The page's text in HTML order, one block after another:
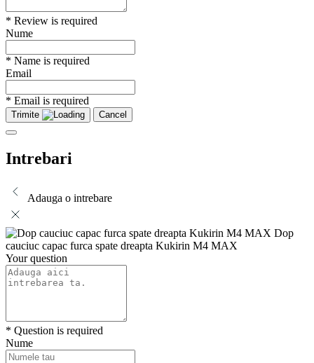
* Review is required
Nume
* Name is required
Email
* Email is required
Trimite Cancel
Intrebari
Adauga o intrebare
Dop
cauciuc capac furca spate dreapta Kukirin M4 MAX
Your question
* Question is required
Nume